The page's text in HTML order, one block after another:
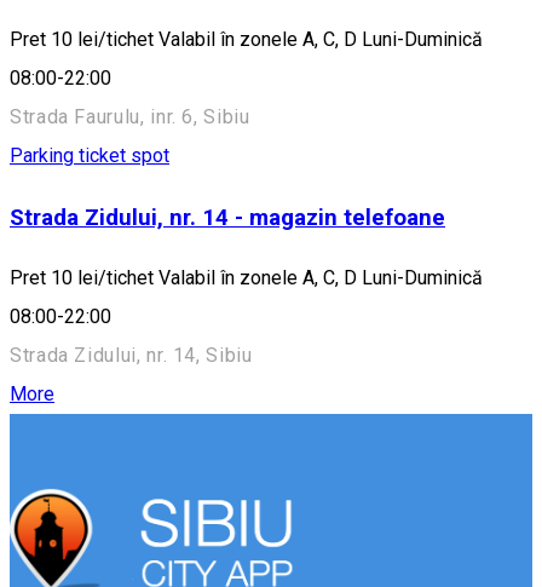
Pret 10 lei/tichet Valabil în zonele A, C, D Luni-Duminică
08:00-22:00
Strada Faurulu, inr. 6, Sibiu
Parking ticket spot
Strada Zidului, nr. 14 - magazin telefoane
Pret 10 lei/tichet Valabil în zonele A, C, D Luni-Duminică
08:00-22:00
Strada Zidului, nr. 14, Sibiu
More